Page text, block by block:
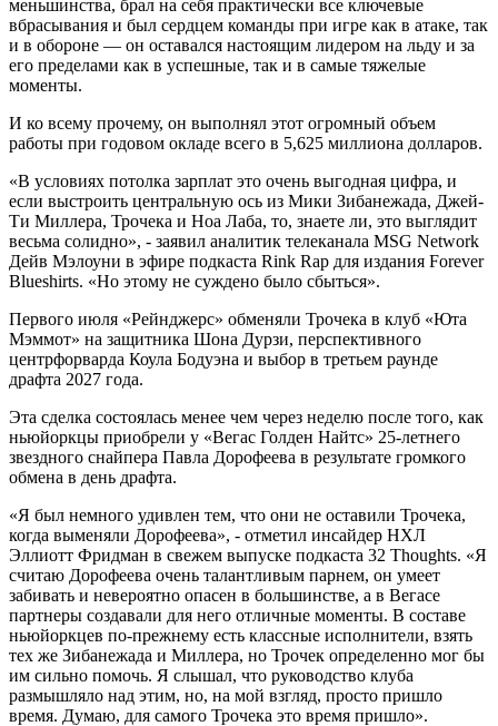
меньшинства, брал на себя практически все ключевые
вбрасывания и был сердцем команды при игре как в атаке, так
и в обороне — он оставался настоящим лидером на льду и за
его пределами как в успешные, так и в самые тяжелые
моменты.
И ко всему прочему, он выполнял этот огромный объем
работы при годовом окладе всего в 5,625 миллиона долларов.
«В условиях потолка зарплат это очень выгодная цифра, и
если выстроить центральную ось из Мики Зибанежада, Джей-
Ти Миллера, Трочека и Ноа Лаба, то, знаете ли, это выглядит
весьма солидно», - заявил аналитик телеканала MSG Network
Дейв Мэлоуни в эфире подкаста Rink Rap для издания Forever
Blueshirts. «Но этому не суждено было сбыться».
Первого июля «Рейнджерс» обменяли Трочека в клуб «Юта
Мэммот» на защитника Шона Дурзи, перспективного
центрфорварда Коула Бодуэна и выбор в третьем раунде
драфта 2027 года.
Эта сделка состоялась менее чем через неделю после того, как
ньюйоркцы приобрели у «Вегас Голден Найтс» 25-летнего
звездного снайпера Павла Дорофеева в результате громкого
обмена в день драфта.
«Я был немного удивлен тем, что они не оставили Трочека,
когда выменяли Дорофеева», - отметил инсайдер НХЛ
Эллиотт Фридман в свежем выпуске подкаста 32 Thoughts. «Я
считаю Дорофеева очень талантливым парнем, он умеет
забивать и невероятно опасен в большинстве, а в Вегасе
партнеры создавали для него отличные моменты. В составе
ньюйоркцев по-прежнему есть классные исполнители, взять
тех же Зибанежада и Миллера, но Трочек определенно мог бы
им сильно помочь. Я слышал, что руководство клуба
размышляло над этим, но, на мой взгляд, просто пришло
время. Думаю, для самого Трочека это время пришло».